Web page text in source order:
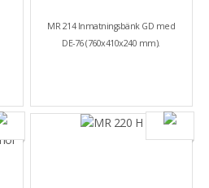
MR 214 Inmatningsbänk GD med
DE-76 (760x410x240 mm).